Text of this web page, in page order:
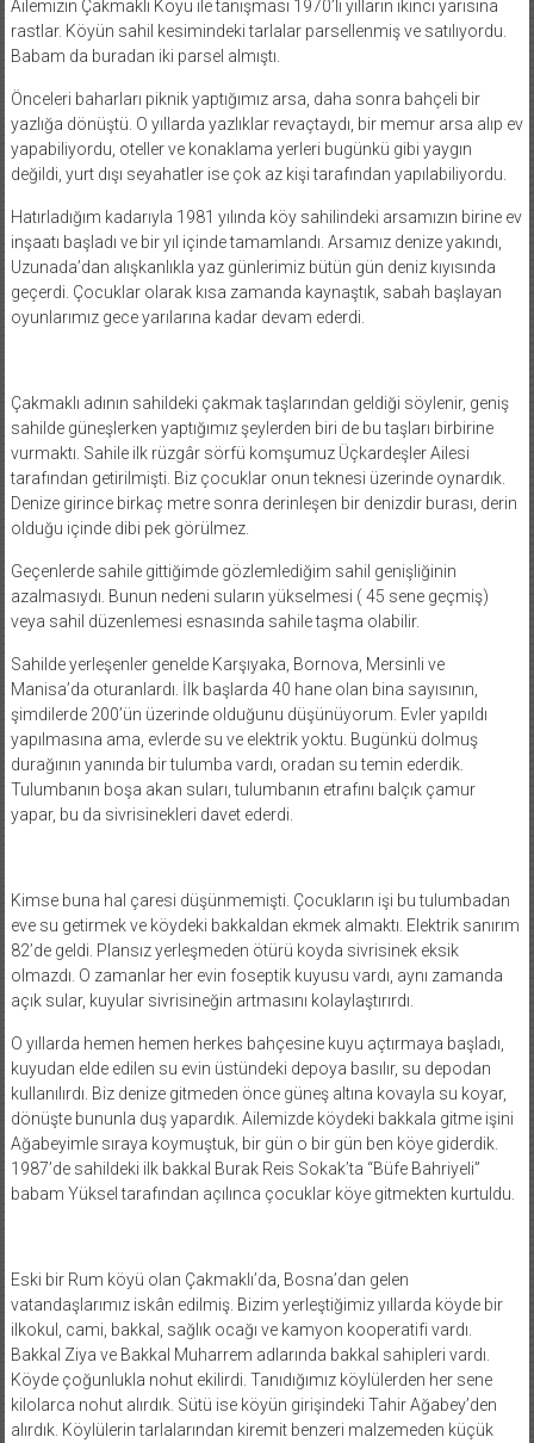
Ailemizin Çakmaklı Köyü ile tanışması 1970’li yılların ikinci yarısına
rastlar. Köyün sahil kesimindeki tarlalar parsellenmiş ve satılıyordu.
Babam da buradan iki parsel almıştı.
Önceleri baharları piknik yaptığımız arsa, daha sonra bahçeli bir
yazlığa dönüştü. O yıllarda yazlıklar revaçtaydı, bir memur arsa alıp ev
yapabiliyordu, oteller ve konaklama yerleri bugünkü gibi yaygın
değildi, yurt dışı seyahatler ise çok az kişi tarafından yapılabiliyordu.
Hatırladığım kadarıyla 1981 yılında köy sahilindeki arsamızın birine ev
inşaatı başladı ve bir yıl içinde tamamlandı. Arsamız denize yakındı,
Uzunada’dan alışkanlıkla yaz günlerimiz bütün gün deniz kıyısında
geçerdi. Çocuklar olarak kısa zamanda kaynaştık, sabah başlayan
oyunlarımız gece yarılarına kadar devam ederdi.
Çakmaklı adının sahildeki çakmak taşlarından geldiği söylenir, geniş
sahilde güneşlerken yaptığımız şeylerden biri de bu taşları birbirine
vurmaktı. Sahile ilk rüzgâr sörfü komşumuz Üçkardeşler Ailesi
tarafından getirilmişti. Biz çocuklar onun teknesi üzerinde oynardık.
Denize girince birkaç metre sonra derinleşen bir denizdir burası, derin
olduğu içinde dibi pek görülmez.
Geçenlerde sahile gittiğimde gözlemlediğim sahil genişliğinin
azalmasıydı. Bunun nedeni suların yükselmesi ( 45 sene geçmiş)
veya sahil düzenlemesi esnasında sahile taşma olabilir.
Sahilde yerleşenler genelde Karşıyaka, Bornova, Mersinli ve
Manisa’da oturanlardı. İlk başlarda 40 hane olan bina sayısının,
şimdilerde 200’ün üzerinde olduğunu düşünüyorum. Evler yapıldı
yapılmasına ama, evlerde su ve elektrik yoktu. Bugünkü dolmuş
durağının yanında bir tulumba vardı, oradan su temin ederdik.
Tulumbanın boşa akan suları, tulumbanın etrafını balçık çamur
yapar, bu da sivrisinekleri davet ederdi.
Kimse buna hal çaresi düşünmemişti. Çocukların işi bu tulumbadan
eve su getirmek ve köydeki bakkaldan ekmek almaktı. Elektrik sanırım
82’de geldi. Plansız yerleşmeden ötürü koyda sivrisinek eksik
olmazdı. O zamanlar her evin foseptik kuyusu vardı, aynı zamanda
açık sular, kuyular sivrisineğin artmasını kolaylaştırırdı.
O yıllarda hemen hemen herkes bahçesine kuyu açtırmaya başladı,
kuyudan elde edilen su evin üstündeki depoya basılır, su depodan
kullanılırdı. Biz denize gitmeden önce güneş altına kovayla su koyar,
dönüşte bununla duş yapardık. Ailemizde köydeki bakkala gitme işini
Ağabeyimle sıraya koymuştuk, bir gün o bir gün ben köye giderdik.
1987’de sahildeki ilk bakkal Burak Reis Sokak’ta “Büfe Bahriyeli”
babam Yüksel tarafından açılınca çocuklar köye gitmekten kurtuldu.
Eski bir Rum köyü olan Çakmaklı’da, Bosna’dan gelen
vatandaşlarımız iskân edilmiş. Bizim yerleştiğimiz yıllarda köyde bir
ilkokul, cami, bakkal, sağlık ocağı ve kamyon kooperatifi vardı.
Bakkal Ziya ve Bakkal Muharrem adlarında bakkal sahipleri vardı.
Köyde çoğunlukla nohut ekilirdi. Tanıdığımız köylülerden her sene
kilolarca nohut alırdık. Sütü ise köyün girişindeki Tahir Ağabey’den
alırdık. Köylülerin tarlalarından kiremit benzeri malzemeden küçük